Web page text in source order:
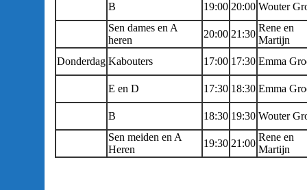
B
19:00 20:00 Wouter
Sen dames en A
heren
20:00 21:30
Rene en
Martijn
Donderdag Kabouters 17:00 17:30 Emma
E en D 17:30 18:30 Emma
B 18:30 19:30 Wouter
Sen meiden en A
Heren
19:30 21:00
Rene en
Martijn